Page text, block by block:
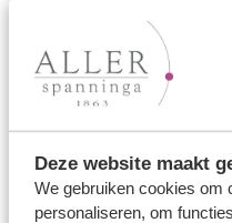
Deze website maakt
We gebruiken cookies om
personaliseren, om
Ons aanbod
Trouwringen
Memoireringen
Verlovingsringen
Vriendschapsringen